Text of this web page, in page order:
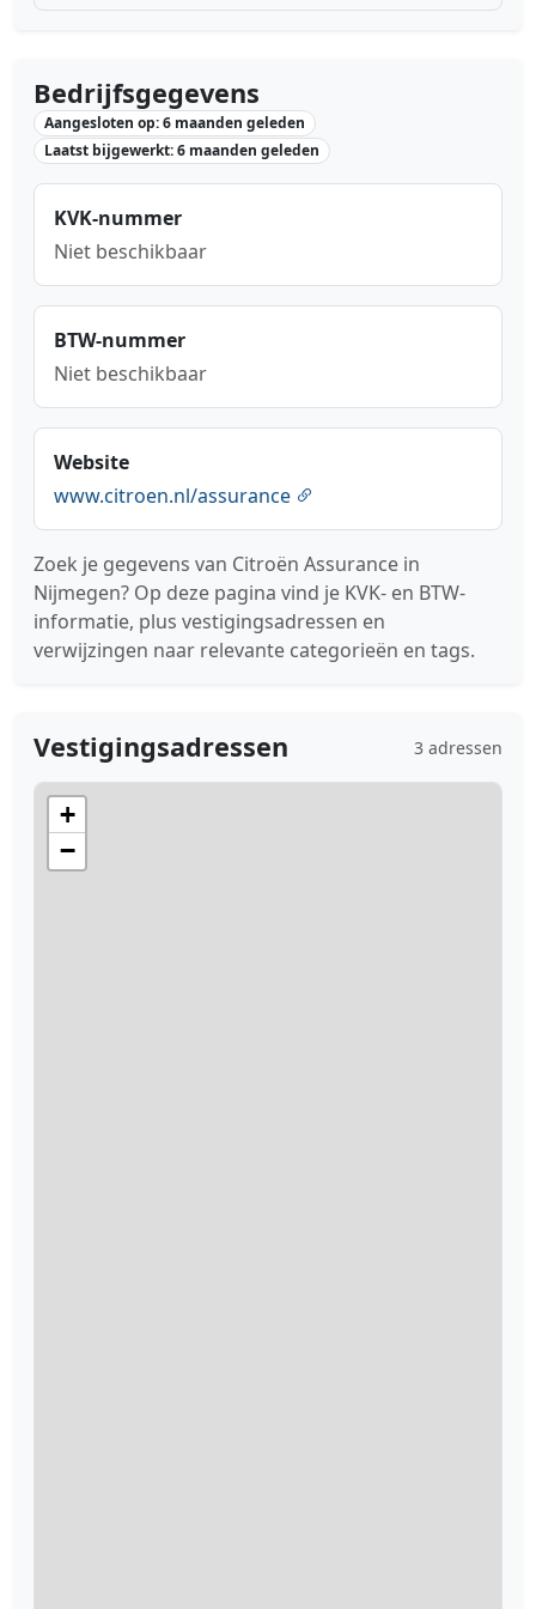
Bedrijfsgegevens
Aangesloten op: 6 maanden geleden
Laatst bijgewerkt: 6 maanden geleden
KVK-nummer
Niet beschikbaar
BTW-nummer
Niet beschikbaar
Website
www.citroen.nl/assurance
Zoek je gegevens van Citroën Assurance in
Nijmegen? Op deze pagina vind je KVK- en BTW-
informatie, plus vestigingsadressen en
verwijzingen naar relevante categorieën en tags.
Vestigingsadressen 3 adressen
+
−